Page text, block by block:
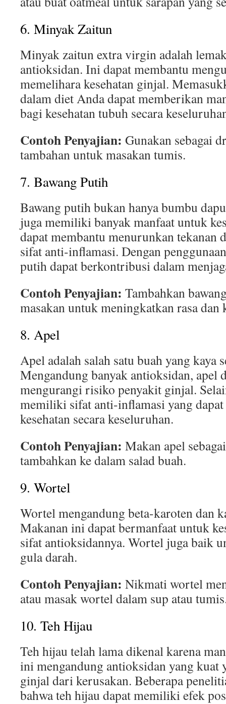
6. Minyak Zaitun
Minyak zaitun extra virgin adalah
antioksidan. Ini dapat membantu
memelihara kesehatan ginjal.
dalam diet Anda dapat memberikan
bagi kesehatan tubuh secara
Contoh Penyajian: Gunakan sebagai
tambahan untuk masakan tumis.
7. Bawang Putih
Bawang putih bukan hanya bumbu
juga memiliki banyak manfaat untuk
dapat membantu menurunkan tekanan
sifat anti-inflamasi. Dengan
putih dapat berkontribusi dalam
Contoh Penyajian: Tambahkan
masakan untuk meningkatkan rasa dan
8. Apel
Apel adalah salah satu buah yang kaya
Mengandung banyak antioksidan, apel
mengurangi risiko penyakit ginjal.
memiliki sifat anti-inflamasi yang
kesehatan secara keseluruhan.
Contoh Penyajian: Makan apel
tambahkan ke dalam salad buah.
9. Wortel
Wortel mengandung beta-karoten dan
Makanan ini dapat bermanfaat untuk
sifat antioksidannya. Wortel juga baik
gula darah.
Contoh Penyajian: Nikmati wortel
atau masak wortel dalam sup atau
10. Teh Hijau
Teh hijau telah lama dikenal karena
ini mengandung antioksidan yang kuat
ginjal dari kerusakan. Beberapa
bahwa teh hijau dapat memiliki efek